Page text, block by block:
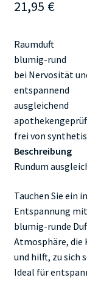
21,95 €
Raumduft
blumig-rund
bei Nervosität
entspannend
ausgleichend
frei von
Beschreibung
Rundum
Tauchen Sie ein
Entspannung
blumig-runde
Atmosphäre, die
und hilft, zu sich
Ideal für